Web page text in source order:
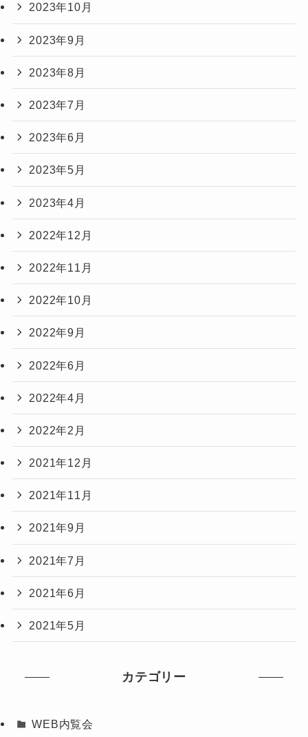
2023年10月
2023年9月
2023年8月
2023年7月
2023年6月
2023年5月
2023年4月
2022年12月
2022年11月
2022年10月
2022年9月
2022年6月
2022年4月
2022年2月
2021年12月
2021年11月
2021年9月
2021年7月
2021年6月
2021年5月
カテゴリー
WEB内覧会